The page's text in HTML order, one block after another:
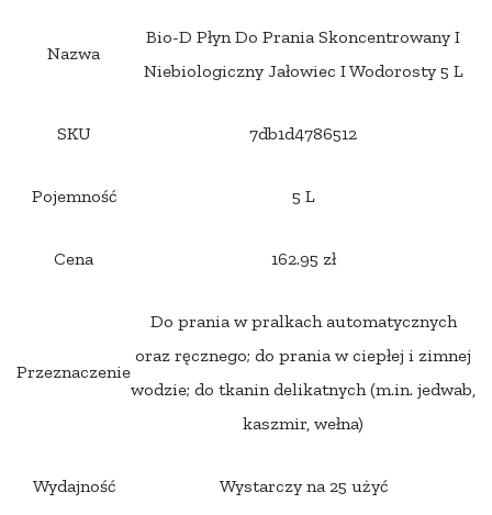
Nazwa
Bio-D Płyn Do Prania Skoncentrowany I
Niebiologiczny Jałowiec I Wodorosty 5 L
SKU 7db1d4786512
Pojemność 5 L
Cena 162.95 zł
Przeznaczenie
Do prania w pralkach automatycznych
oraz ręcznego; do prania w ciepłej i zimnej
wodzie; do tkanin delikatnych (m.in. jedwab,
kaszmir, wełna)
Wydajność Wystarczy na 25 użyć